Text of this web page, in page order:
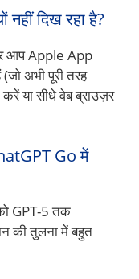
नहीं दिख रहा है?
आप Apple App
अभी पूरी तरह
या सीधे वेब ब्राउज़र
Go में
GPT-5 तक
की तुलना में बहुत